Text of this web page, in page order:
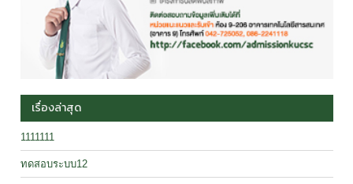
เรื่องล่าสุด
1111111
ทดสอบระบบ12